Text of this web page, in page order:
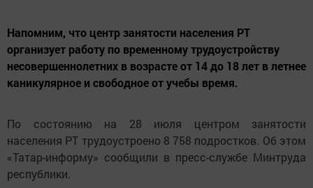
Напомним, что центр занятости населения РТ
организует работу по временному трудоустройству
несовершеннолетних в возрасте от 14 до 18 лет в летнее
каникулярное и свободное от учебы время.
По состоянию на 28 июля центром занятости
населения РТ трудоустроено 8 758 подростков. Об этом
«Татар-информу» сообщили в пресс-службе Минтруда
республики.